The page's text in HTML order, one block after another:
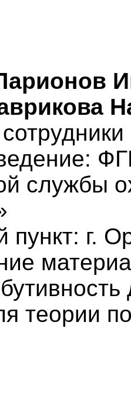
службы
пункт: г.
теории